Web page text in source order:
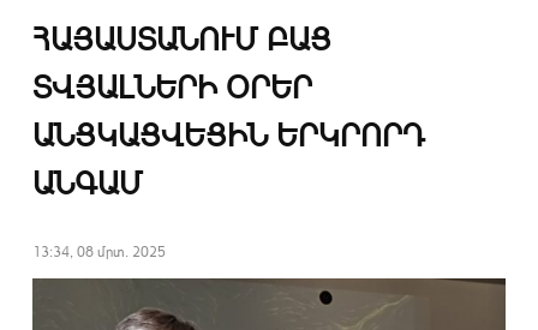
ՀԱՅԱՍՏԱՆՈՒՄ ԲԱՑ
ՏՎՅԱԼՆԵՐԻ ՕՐԵՐ
ԱՆՑԿԱՑՎԵՑԻՆ ԵՐԿՐՈՐԴ
ԱՆԳԱՄ
13:34, 08 մրտ. 2025